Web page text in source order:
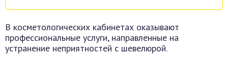
В косметологических кабинетах оказывают
профессиональные услуги, направленные на
устранение неприятностей с шевелюрой.